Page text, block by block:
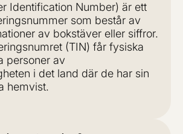
Identification Number) är ett
som består av
av bokstäver eller siffror.
(TIN) får fysiska
personer av
i det land där de har sin
hemvist.